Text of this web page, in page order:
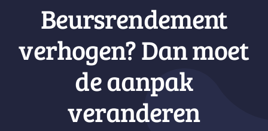
Beursrendement
verhogen? Dan moet
de aanpak
veranderen